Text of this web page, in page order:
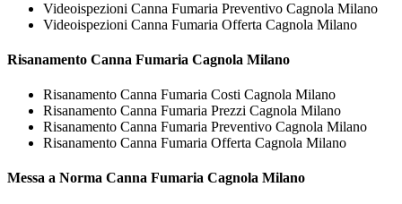
Videoispezioni Canna Fumaria Preventivo Cagnola Milano
Videoispezioni Canna Fumaria Offerta Cagnola Milano
Risanamento Canna Fumaria Cagnola Milano
Risanamento Canna Fumaria Costi Cagnola Milano
Risanamento Canna Fumaria Prezzi Cagnola Milano
Risanamento Canna Fumaria Preventivo Cagnola Milano
Risanamento Canna Fumaria Offerta Cagnola Milano
Messa a Norma Canna Fumaria Cagnola Milano